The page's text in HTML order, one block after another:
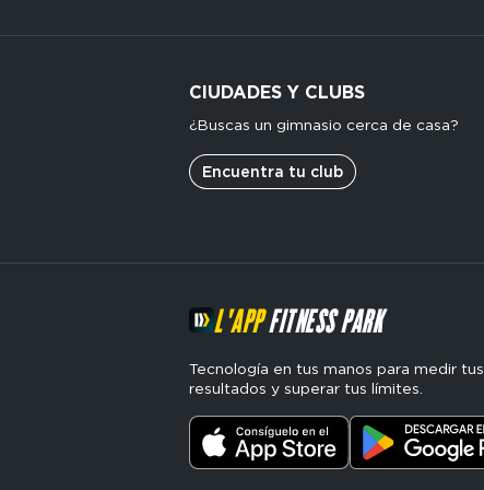
CIUDADES Y CLUBS
¿Buscas un gimnasio cerca de casa?
Encuentra tu club
L'APPFITNESS PARK
Tecnología en tus manos para medir tus
resultados y superar tus límites.